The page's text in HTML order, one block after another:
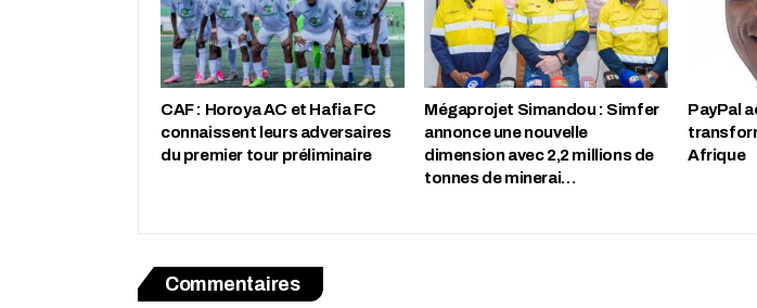
CAF : Horoya AC et Hafia FC
connaissent leurs adversaires
du premier tour préliminaire
Mégaprojet Simandou : Simfer
annonce une nouvelle
dimension avec 2,2 millions de
tonnes de minerai…
PayPal
Afrique
Commentaires